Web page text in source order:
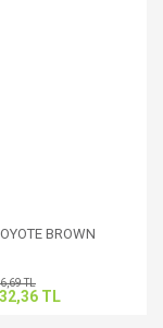
BROWN
TL
TL